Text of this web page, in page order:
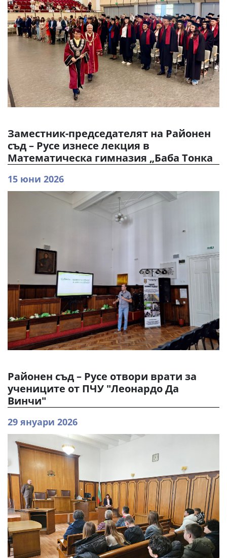
Заместник-председателят на Районен
съд – Русе изнесе лекция в
Математическа гимназия „Баба Тонка
15 юни 2026
Районен съд – Русе отвори врати за
учениците от ПЧУ "Леонардо Да
Винчи"
29 януари 2026